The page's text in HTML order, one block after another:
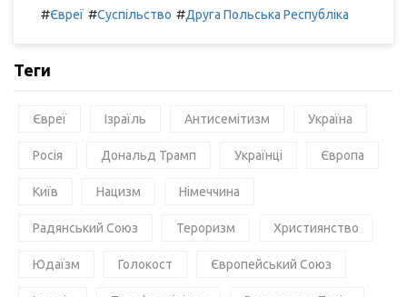
#Євреї #Суспільство #Друга Польська Республіка
Теги
Євреї Ізраїль Антисемітизм Україна
Росія Дональд Трамп Українці Європа
Київ Нацизм Німеччина
Радянський Союз Тероризм Християнство
Юдаїзм Голокост Європейський Союз